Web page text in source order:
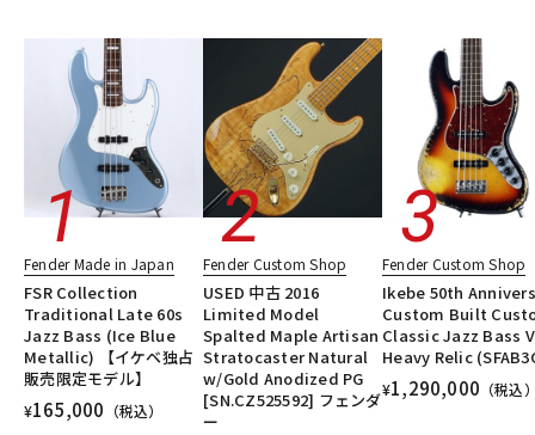
アンプ エフェクター
DJ機器
DTM オンライン納品 レコーディング機器
配信/ライブ機器 楽器アクセサリ
中古 ヴィンテージ
アコースティック・エレアコギター
ベース
ウクレレ
ユーズド
ヴィンテージ
Fender Made in Japan
FSR Collection
Traditional Late 60s
Jazz Bass (Ice Blue
Metallic) 【イケベ独占
販売限定モデル】
¥165,000 （税込）
Fender Custom Shop
USED 中古 2016
Limited Model
Spalted Maple Artisan
Stratocaster Natural
w/Gold Anodized PG
[SN.CZ525592] フェンダ
ー
Fender Custom Shop
Ikebe 50th
Custom Built
Classic Jazz Bass V
Heavy Relic
¥1,290,000 （税込